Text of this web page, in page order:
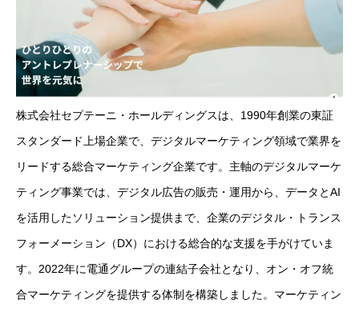
株式会社セプテーニ・ホールディングスは、1990年創業の東証
スタンダード上場企業で、デジタルマーケティング領域で業界を
リードする総合マーケティング企業です。主軸のデジタルマーケ
ティング事業では、デジタル広告の販売・運用から、データとAI
を活用したソリューション提供まで、企業のデジタル・トランス
フォーメーション（DX）における総合的な支援を手がけていま
す。2022年に電通グループの連結子会社となり、オン・オフ統
合マーケティングを提供する体制を構築しました。マーケティン